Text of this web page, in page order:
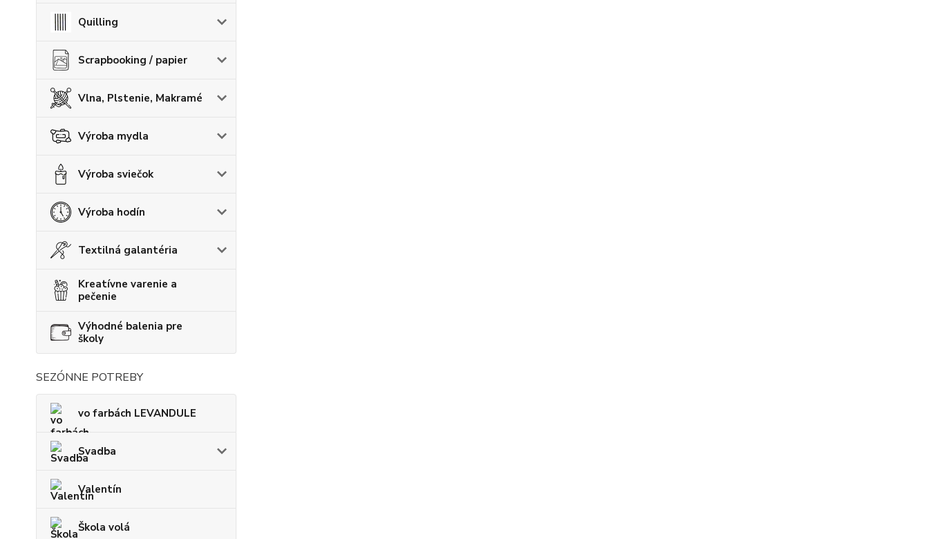
Quilling
Scrapbooking / papier
Vlna, Plstenie, Makramé
Výroba mydla
Výroba sviečok
Výroba hodín
Textilná galantéria
Kreatívne varenie a
pečenie
Výhodné balenia pre
školy
SEZÓNNE POTREBY
vo farbách LEVANDULE
Svadba
Valentín
Škola volá